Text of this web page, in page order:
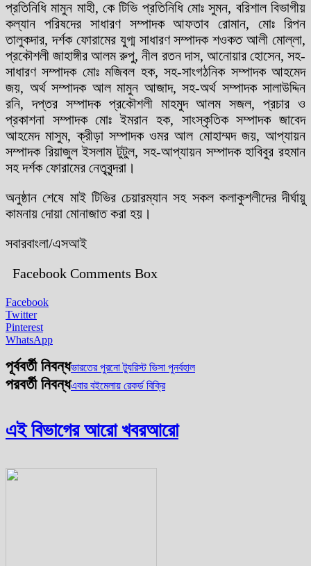
প্রতিনিধি মামুন মাহী, কে টিভি প্রতিনিধি মোঃ সুমন, বরিশাল বিভাগীয়
কল্যান পরিষদের সাধারণ সম্পাদক আফতাব রোমান, মোঃ রিপন
তালুকদার, দর্শক ফোরামের যুগ্ম সাধারণ সম্পাদক শওকত আলী মোল্লা,
প্রকৌশলী জাহাঙ্গীর আলম রুপু, নীল রতন দাস, আনোয়ার হোসেন, সহ-
সাধারণ সম্পাদক মোঃ মজিবল হক, সহ-সাংগঠনিক সম্পাদক আহমেদ
জয়, অর্থ সম্পাদক আল মামুন আজাদ, সহ-অর্থ সম্পাদক সালাউদ্দিন
রনি, দপ্তর সম্পাদক প্রকৌশলী মাহমুদ আলম সজল, প্রচার ও
প্রকাশনা সম্পাদক মোঃ ইমরান হক, সাংস্কৃতিক সম্পাদক জাবেদ
আহমেদ মাসুম, ক্রীড়া সম্পাদক ওমর আল মোহাম্মদ জয়, আপ্যায়ন
সম্পাদক রিয়াজুল ইসলাম টুটুল, সহ-আপ্যায়ন সম্পাদক হাবিবুর রহমান
সহ দর্শক ফোরামের নেতৃবৃন্দরা।
অনুষ্ঠান শেষে মাই টিভির চেয়ারম্যান সহ সকল কলাকুশলীদের দীর্ঘায়ু
কামনায় দোয়া মোনাজাত করা হয়।
সবারবাংলা/এসআই
Facebook Comments Box
Facebook
Twitter
Pinterest
WhatsApp
পূর্ববর্তী নিবন্ধভারতের পুরনো ট্যুরিস্ট ভিসা পুনর্বহাল
পরবর্তী নিবন্ধএবার বইমেলায় রেকর্ড বিক্রি
এই বিভাগের আরো খবরআরো